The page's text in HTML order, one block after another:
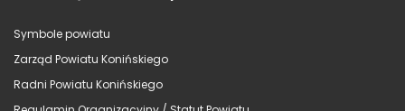
Symbole powiatu
Zarząd Powiatu Konińskiego
Radni Powiatu Konińskiego